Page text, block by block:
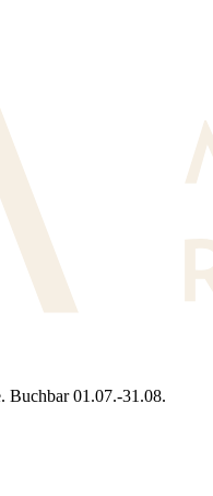
Buchbar 01.07.-31.08.